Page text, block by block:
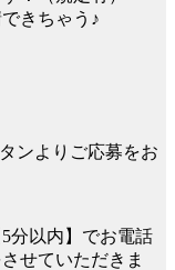
きちゃう♪
ンよりご応募をお
分以内】でお電話
せていただきま